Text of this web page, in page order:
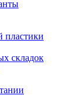
пластики
складок